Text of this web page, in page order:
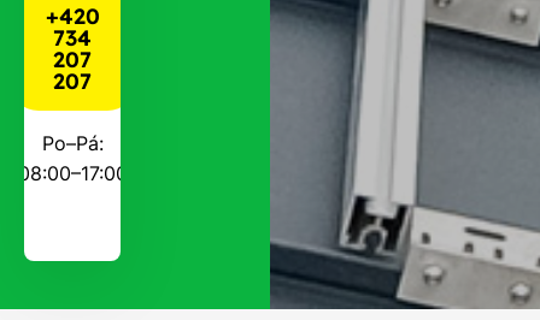
+420
734
207
207
Po–Pá:
08:00–17:00